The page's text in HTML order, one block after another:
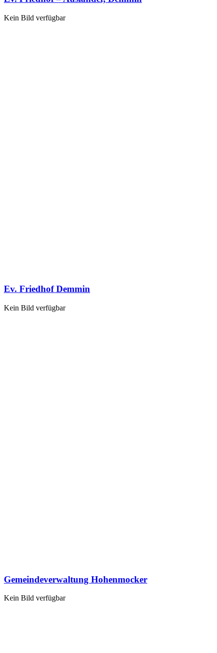
Kein Bild verfügbar
Ev. Friedhof Demmin
Kein Bild verfügbar
Gemeindeverwaltung Hohenmocker
Kein Bild verfügbar